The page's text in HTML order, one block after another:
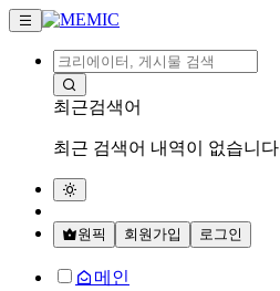
최근검색어
최근 검색어 내역이 없습니다
원픽 회원가입 로그인
메인